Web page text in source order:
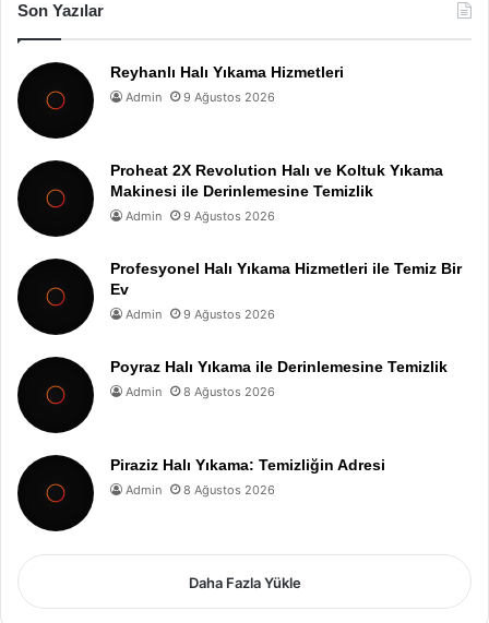
Son Yazılar
Reyhanlı Halı Yıkama Hizmetleri
Admin 9 Ağustos 2026
Proheat 2X Revolution Halı ve Koltuk Yıkama
Makinesi ile Derinlemesine Temizlik
Admin 9 Ağustos 2026
Profesyonel Halı Yıkama Hizmetleri ile Temiz Bir
Ev
Admin 9 Ağustos 2026
Poyraz Halı Yıkama ile Derinlemesine Temizlik
Admin 8 Ağustos 2026
Piraziz Halı Yıkama: Temizliğin Adresi
Admin 8 Ağustos 2026
Daha Fazla Yükle